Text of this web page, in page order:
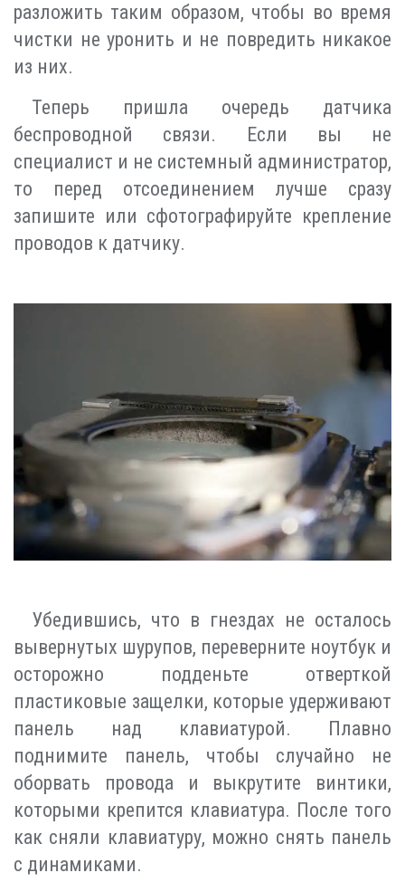
разложить таким образом, чтобы во время
чистки не уронить и не повредить никакое
из них.
Теперь пришла очередь датчика
беспроводной связи. Если вы не
специалист и не системный администратор,
то перед отсоединением лучше сразу
запишите или сфотографируйте крепление
проводов к датчику.
Убедившись, что в гнездах не осталось
вывернутых шурупов, переверните ноутбук и
осторожно подденьте отверткой
пластиковые защелки, которые удерживают
панель над клавиатурой. Плавно
поднимите панель, чтобы случайно не
оборвать провода и выкрутите винтики,
которыми крепится клавиатура. После того
как сняли клавиатуру, можно снять панель
с динамиками.